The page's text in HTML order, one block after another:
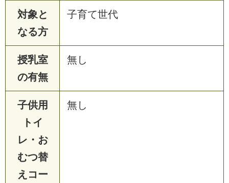
対象と
なる方
子育て世代
授乳室
の有無
無し
子供用
トイ
レ・お
むつ替
えコー
無し